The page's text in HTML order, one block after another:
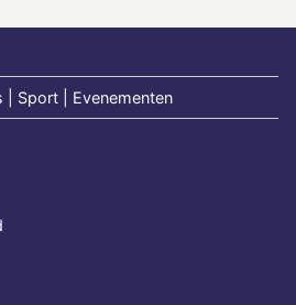
| Sport | Evenementen